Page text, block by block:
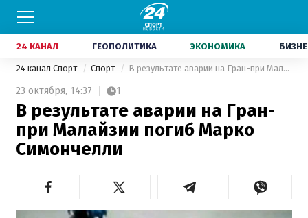
24 КАНАЛ ГЕОПОЛИТИКА ЭКОНОМИКА
24 канал Спорт Спорт В результате аварии на Гран-при Малайзии погиб Марко Симончелли
23 октября, 14:37 1
В результате аварии на Гран-
при Малайзии погиб Марко
Симончелли